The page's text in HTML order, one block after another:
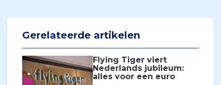
Gerelateerde artikelen
Flying Tiger viert
Nederlands jubileum:
alles voor een euro